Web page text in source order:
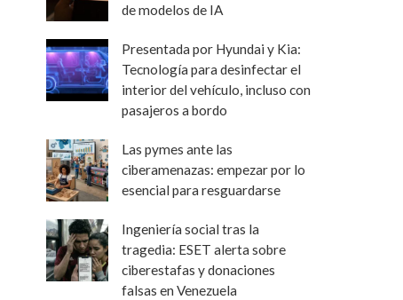
de modelos de IA
Presentada por Hyundai y Kia:
Tecnología para desinfectar el
interior del vehículo, incluso con
pasajeros a bordo
Las pymes ante las
ciberamenazas: empezar por lo
esencial para resguardarse
Ingeniería social tras la
tragedia: ESET alerta sobre
ciberestafas y donaciones
falsas en Venezuela